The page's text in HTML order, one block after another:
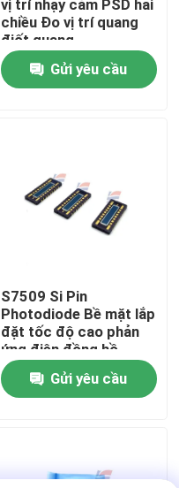
vị trí nhạy cảm PSD hai
chiều Đo vị trí quang
điốt quang
Gửi yêu cầu
S7509 Si Pin
Photodiode Bề mặt lắp
đặt tốc độ cao phản
ứng điện đồng hồ
Gửi yêu cầu